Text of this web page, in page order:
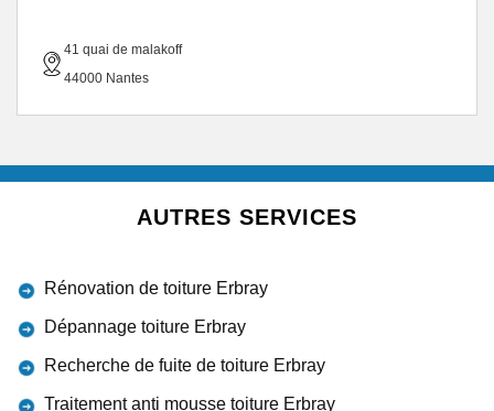
41 quai de malakoff
44000 Nantes
AUTRES SERVICES
Rénovation de toiture Erbray
Dépannage toiture Erbray
Recherche de fuite de toiture Erbray
Traitement anti mousse toiture Erbray